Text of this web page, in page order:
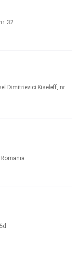
32
Dimitrievici Kiseleff, nr.